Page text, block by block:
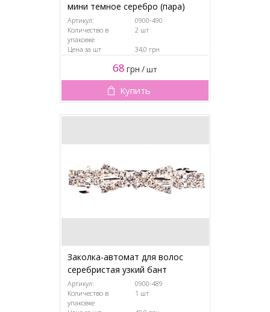
мини темное серебро (пара)
Артикул:
0900-490
Количество в
упаковке
2 шт
Цена за шт 34,0 грн
68 грн /шт
Купить
Заколка-автомат для волос
серебристая узкий бант
Артикул:
0900-489
Количество в
упаковке
1 шт